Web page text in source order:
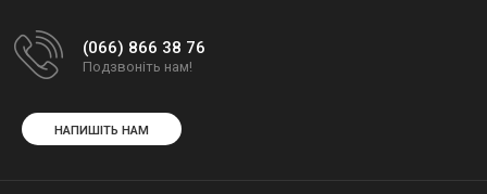
(066) 866 38 76
Подзвоніть нам!
НАПИШІТЬ НАМ